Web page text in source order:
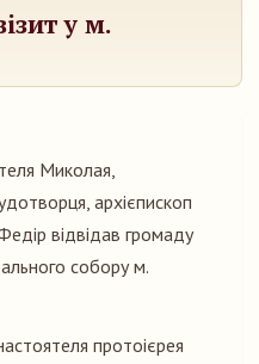
у м.
Миколая,
архієпископ
відвідав громаду
собору м.
протоієрея